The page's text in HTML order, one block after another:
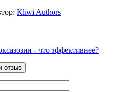
Kliwi Authors
- что эффективнее?
отзыв